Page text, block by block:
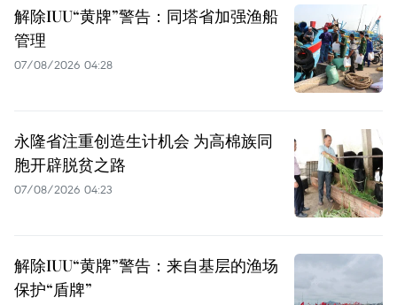
解除IUU“黄牌”警告：同塔省加强渔船
管理
07/08/2026 04:28
永隆省注重创造生计机会 为高棉族同
胞开辟脱贫之路
07/08/2026 04:23
解除IUU“黄牌”警告：来自基层的渔场
保护“盾牌”